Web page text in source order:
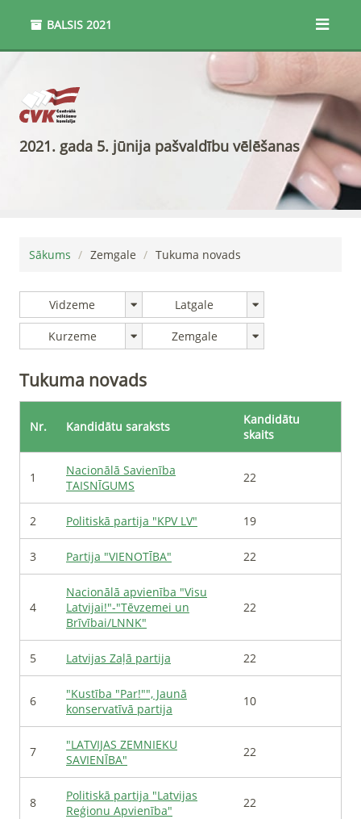
BALSIS 2021
2021. gada 5. jūnija pašvaldību vēlēšanas
Sākums Zemgale Tukuma novads
Vidzeme Latgale
Kurzeme Zemgale
Tukuma novads
Nr. Kandidātu saraksts
Kandidātu
skaits
1
Nacionālā Savienība
TAISNĪGUMS
22
2 Politiskā partija "KPV LV" 19
3 Partija "VIENOTĪBA" 22
4
Nacionālā apvienība "Visu
Latvijai!"-"Tēvzemei un
Brīvībai/LNNK"
22
5 Latvijas Zaļā partija 22
6
"Kustība "Par!"", Jaunā
konservatīvā partija
10
7
"LATVIJAS ZEMNIEKU
SAVIENĪBA"
22
8
Politiskā partija "Latvijas
Reģionu Apvienība"
22